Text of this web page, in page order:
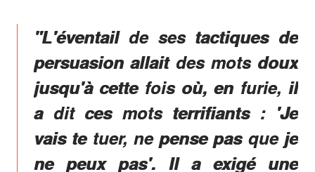
"L'éventail de ses tactiques de
persuasion allait des mots doux
jusqu'à cette fois où, en furie, il
a dit ces mots terrifiants : 'Je
vais te tuer, ne pense pas que je
ne peux pas'. Il a exigé une